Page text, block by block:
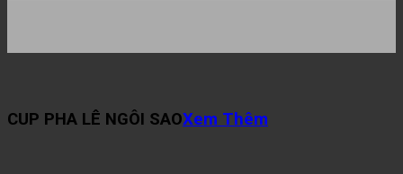
CUP PHA LÊ NGÔI SAOXem Thêm